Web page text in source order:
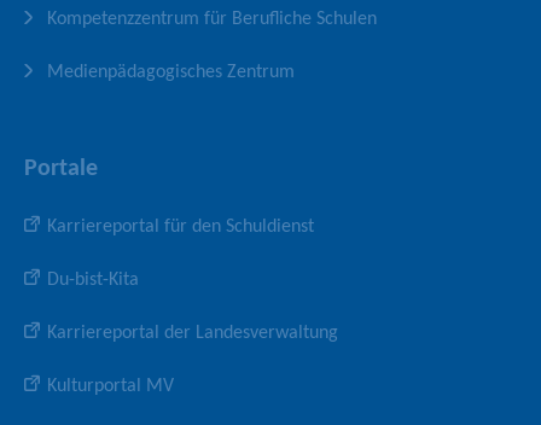
l
Kompetenzzentrum für Berufliche Schulen
Medienpädagogisches Zentrum
Portale
Karriereportal für den Schuldienst
Du-bist-Kita
Karriereportal der Landesverwaltung
Kulturportal MV